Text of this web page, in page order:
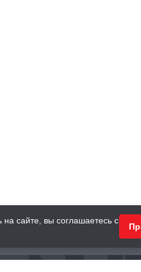
ПОДАРКИ
сайте, вы соглашаетесь с